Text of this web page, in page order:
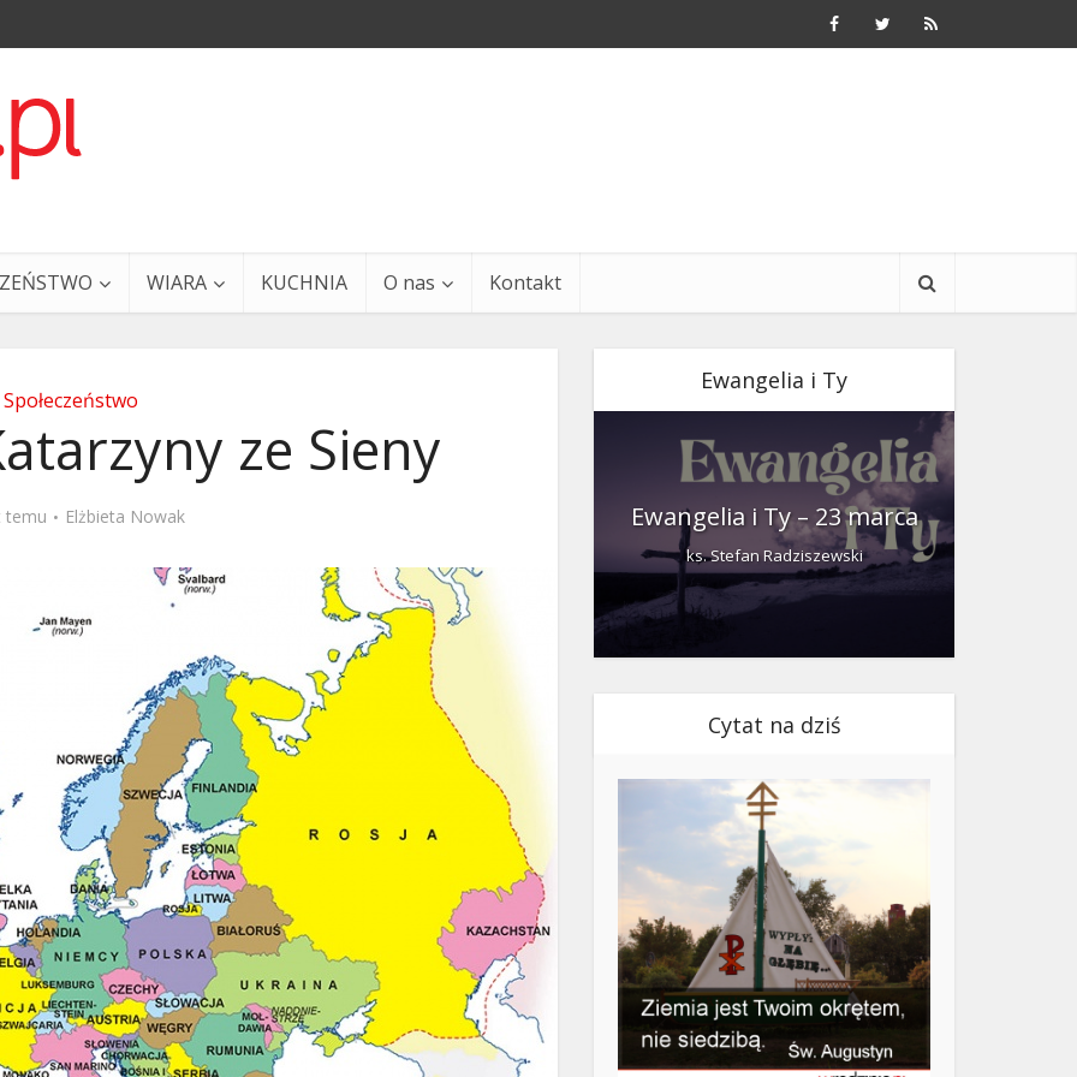
WIARA KUCHNIA O nas Kontakt
Społeczeństwo
ze Sieny
temu Elżbieta Nowak
Ewangelia i Ty
i Ty – 29 grudnia Ewangelia i Ty – 23 marca
ks. Stefan Radziszewski
Cytat na dziś